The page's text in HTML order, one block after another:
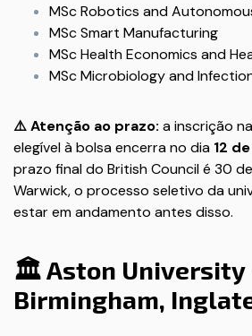
MSc Robotics and
MSc Smart Manufacturing
MSc Health Economics and
MSc Microbiology and
⚠️ Atenção ao prazo: a inscrição
elegível à bolsa encerra no dia 12
prazo final do British Council é 30
Warwick, o processo seletivo da
estar em andamento antes disso.
🏛️ Aston
Birmingham,